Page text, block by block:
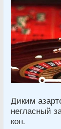
Диким
негласный
кон.